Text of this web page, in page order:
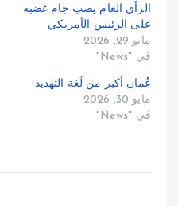
الرأي العام يصب جام غضبه
على الرئيس الأمريكي
مايو 29, 2026
في "News"
عُمان أكبر من لُغة التهديد
مايو 30, 2026
في "News"